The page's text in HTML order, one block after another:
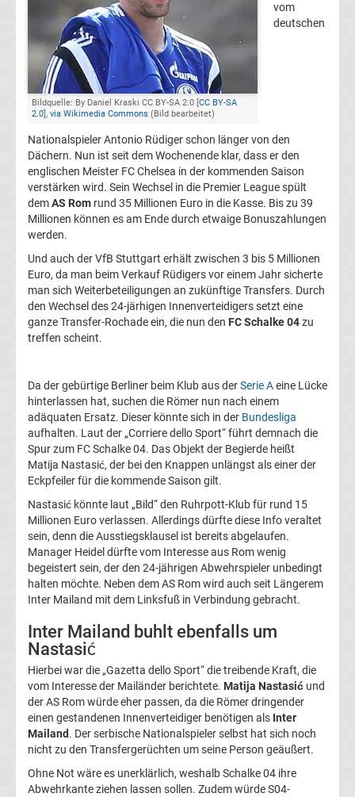
Champions
League
Europa
League
Europa
Conference
League
Premier
League
Liga
Serie
Türk.
Süper
Internat.
Fußball
UEFA
Youth
Bildquelle: By Daniel Kraski CC BY-SA 2.0 [CC BY-SA
2.0], via Wikimedia Commons (Bild bearbeitet)
vom
deutschen
Nationalspieler Antonio Rüdiger schon länger von den
Dächern. Nun ist seit dem Wochenende klar, dass er den
englischen Meister FC Chelsea in der kommenden Saison
verstärken wird. Sein Wechsel in die Premier League spült
demAS Rom rund 35 Millionen Euro in die Kasse. Bis zu 39
Millionen können es am Ende durch etwaige Bonuszahlungen
werden.
Und auch der VfB Stuttgart erhält zwischen 3 bis 5 Millionen
Euro, da man beim Verkauf Rüdigers vor einem Jahr sicherte
man sich Weiterbeteiligungen an zukünftige Transfers. Durch
den Wechsel des 24-järhigen Innenverteidigers setzt eine
ganze Transfer-Rochade ein, die nun den FC Schalke 04zu
treffen scheint.
Da der gebürtige Berliner beim Klub aus derSerie Aeine Lücke
hinterlassen hat, suchen die Römer nun nach einem
adäquaten Ersatz. Dieser könnte sich in der Bundesliga
aufhalten. Laut der „Corriere dello Sport“ führt demnach die
Spur zum FC Schalke 04. Das Objekt der Begierde heißt
Matija Nastasić, der bei den Knappen unlängst als einer der
Eckpfeiler für die kommende Saison gilt.
Nastasić könnte laut „Bild“ den Ruhrpott-Klub für rund 15
Millionen Euro verlassen. Allerdings dürfte diese Info veraltet
sein, denn die Ausstiegsklausel ist bereits abgelaufen.
Manager Heidel dürfte vom Interesse aus Rom wenig
begeistert sein, der den 24-jährigen Abwehrspieler unbedingt
halten möchte. Neben dem AS Rom wird auch seit Längerem
Inter Mailand mit dem Linksfuß in Verbindung gebracht.
Inter Mailand buhlt ebenfalls um
Nastasić
Hierbei war die „Gazetta dello Sport“ die treibende Kraft, die
vom Interesse der Mailänder berichtete. Matija Nastasić und
der AS Rom würde eher passen, da die Römer dringender
einen gestandenen Innenverteidiger benötigen als Inter
Mailand. Der serbische Nationalspieler selbst hat sich noch
nicht zu den Transfergerüchten um seine Person geäußert.
Ohne Not wäre es unerklärlich, weshalb Schalke 04 ihre
Abwehrkante ziehen lassen sollen. Zudem würde S04-